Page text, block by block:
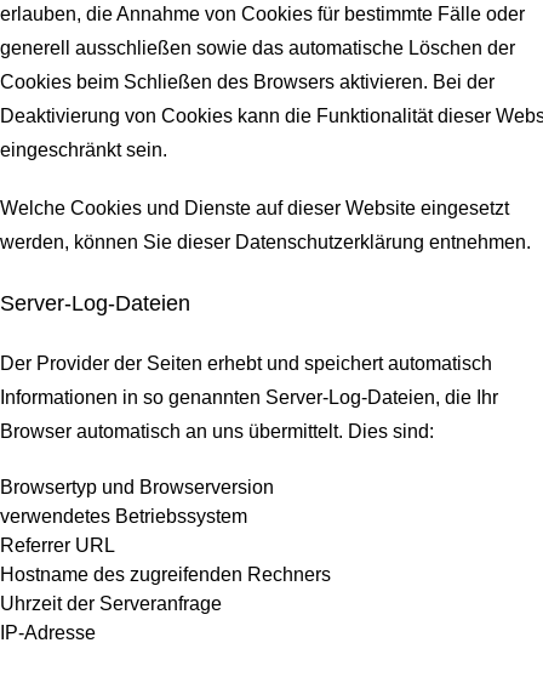
erlauben, die Annahme von Cookies für bestimmte Fälle oder
generell ausschließen sowie das automatische Löschen der
Cookies beim Schließen des Browsers aktivieren. Bei der
Deaktivierung von Cookies kann die Funktionalität dieser
eingeschränkt sein.
Welche Cookies und Dienste auf dieser Website eingesetzt
werden, können Sie dieser Datenschutzerklärung entnehmen.
Server-Log-Dateien
Der Provider der Seiten erhebt und speichert automatisch
Informationen in so genannten Server-Log-Dateien, die Ihr
Browser automatisch an uns übermittelt. Dies sind:
Browsertyp und Browserversion
verwendetes Betriebssystem
Referrer URL
Hostname des zugreifenden Rechners
Uhrzeit der Serveranfrage
IP-Adresse